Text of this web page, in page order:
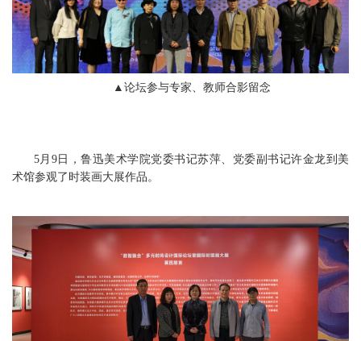
▲论坛参与专家、教师合影留念
5月9日，鲁迅美术学院党委书记苏萍、党委副书记许金龙到美
术馆参观了时装画大展作品。